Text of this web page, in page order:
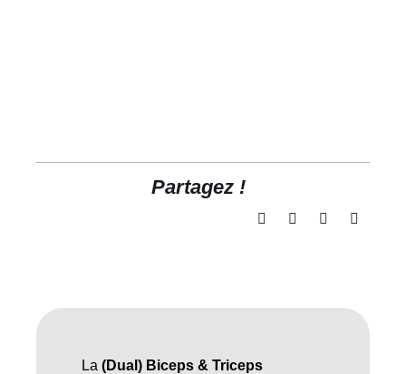
Partagez !
La (Dual) Biceps & Triceps